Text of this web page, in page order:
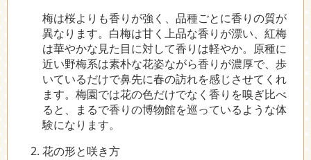
梅は桜よりも香りが強く、品種ごとに香りの質が
異なります。白梅は甘く上品な香りが漂い、紅梅
は華やかな見た目に対して香りは軽やか。原種に
近い野梅系は素朴な花姿ながら香りが濃厚で、歩
いているだけで鼻先に春の訪れを感じさせてくれ
ます。梅園では花の色だけでなく香りを嗅ぎ比べ
ると、まるで香りの博物館を巡っているような体
験になります。
花の形と咲き方